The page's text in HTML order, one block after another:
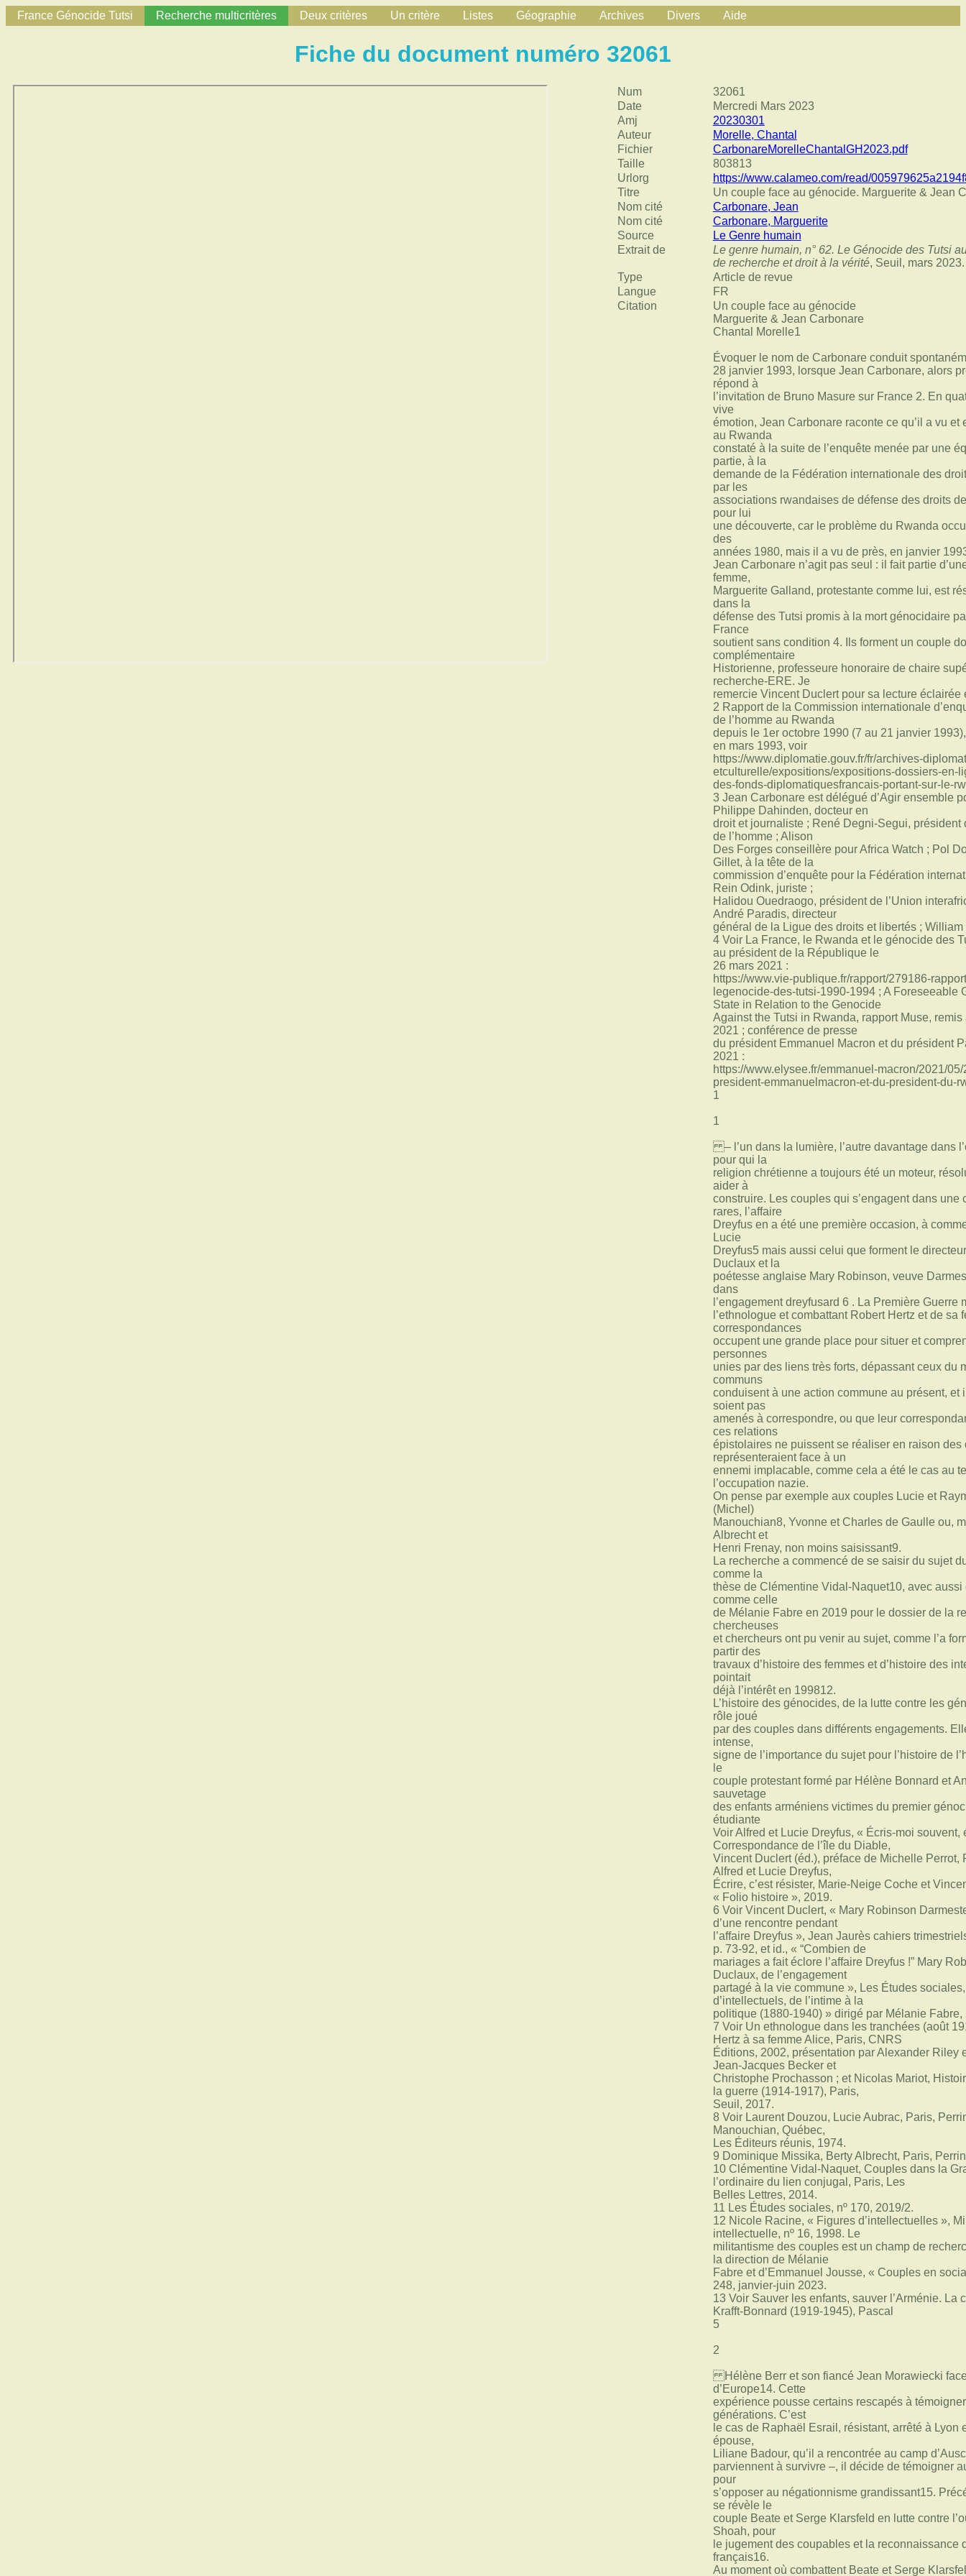
France Génocide Tutsi Recherche multicritères Deux critères Un critère Listes Géographie Archives Divers Aide
Fiche du document numéro 32061
Num
32061
Date
Mercredi Mars 2023
Amj
20230301
Auteur
Morelle, Chantal
Fichier
CarbonareMorelleChantalGH2023.pdf
Taille
803813
Urlorg
https://www.calameo.com/read/
Titre
Un couple face au génocide. Marguerite & Jean
Nom cité
Carbonare, Jean
Nom cité
Carbonare, Marguerite
Source
Le Genre humain
Extrait de
Le genre humain, n° 62. Le Génocide des Tutsi
de recherche et droit à la vérité, Seuil, mars 2023.
Type
Article de revue
Langue
FR
Citation
Un couple face au génocide
Marguerite & Jean Carbonare
Chantal Morelle1
Évoquer le nom de Carbonare conduit
28 janvier 1993, lorsque Jean Carbonare, alors
répond à
l’invitation de Bruno Masure sur France 2. En
vive
émotion, Jean Carbonare raconte ce qu’il a vu
au Rwanda
constaté à la suite de l’enquête menée par une
partie, à la
demande de la Fédération internationale des
par les
associations rwandaises de défense des droits
pour lui
une découverte, car le problème du Rwanda
des
années 1980, mais il a vu de près, en janvier
Jean Carbonare n’agit pas seul : il fait partie
femme,
Marguerite Galland, protestante comme lui, est
dans la
défense des Tutsi promis à la mort génocidaire
France
soutient sans condition 4. Ils forment un couple
complémentaire
Historienne, professeure honoraire de chaire
recherche-ERE. Je
remercie Vincent Duclert pour sa lecture éclairée
2 Rapport de la Commission internationale
de l’homme au Rwanda
depuis le 1er octobre 1990 (7 au 21 janvier
en mars 1993, voir
https://www.diplomatie.gouv.fr/fr/archives-
etculturelle/expositions/expositions-dossiers-en-
des-fonds-diplomatiquesfrancais-portant-sur-le-
3 Jean Carbonare est délégué d’Agir ensemble
Philippe Dahinden, docteur en
droit et journaliste ; René Degni-Segui,
de l’homme ; Alison
Des Forges conseillère pour Africa Watch ; Pol
Gillet, à la tête de la
commission d’enquête pour la Fédération
Rein Odink, juriste ;
Halidou Ouedraogo, président de l’Union
André Paradis, directeur
général de la Ligue des droits et libertés ;
4 Voir La France, le Rwanda et le génocide des
au président de la République le
26 mars 2021 :
https://www.vie-publique.fr/rapport/279186-
legenocide-des-tutsi-1990-1994 ; A Foreseeable
State in Relation to the Genocide
Against the Tutsi in Rwanda, rapport Muse,
2021 ; conférence de presse
du président Emmanuel Macron et du président
2021 :
https://www.elysee.fr/emmanuel-macron/2021/
president-emmanuelmacron-et-du-president-du-
1
1
– l’un dans la lumière, l’autre davantage dans
pour qui la
religion chrétienne a toujours été un moteur,
aider à
construire. Les couples qui s’engagent dans une
rares, l’affaire
Dreyfus en a été une première occasion, à
Lucie
Dreyfus5 mais aussi celui que forment le
Duclaux et la
poétesse anglaise Mary Robinson, veuve
dans
l’engagement dreyfusard 6 . La Première
l’ethnologue et combattant Robert Hertz et de sa
correspondances
occupent une grande place pour situer et
personnes
unies par des liens très forts, dépassant ceux du
communs
conduisent à une action commune au présent, et
soient pas
amenés à correspondre, ou que leur
ces relations
épistolaires ne puissent se réaliser en raison des
représenteraient face à un
ennemi implacable, comme cela a été le cas au
l’occupation nazie.
On pense par exemple aux couples Lucie et
(Michel)
Manouchian8, Yvonne et Charles de Gaulle ou,
Albrecht et
Henri Frenay, non moins saisissant9.
La recherche a commencé de se saisir du sujet
comme la
thèse de Clémentine Vidal-Naquet10, avec
comme celle
de Mélanie Fabre en 2019 pour le dossier de la
chercheuses
et chercheurs ont pu venir au sujet, comme l’a
partir des
travaux d’histoire des femmes et d’histoire des
pointait
déjà l’intérêt en 199812.
L’histoire des génocides, de la lutte contre les
rôle joué
par des couples dans différents engagements.
intense,
signe de l’importance du sujet pour l’histoire de
le
couple protestant formé par Hélène Bonnard et
sauvetage
des enfants arméniens victimes du premier
étudiante
Voir Alfred et Lucie Dreyfus, « Écris-moi
Correspondance de l’île du Diable,
Vincent Duclert (éd.), préface de Michelle Perrot,
Alfred et Lucie Dreyfus,
Écrire, c’est résister, Marie-Neige Coche et
« Folio histoire », 2019.
6 Voir Vincent Duclert, « Mary Robinson
d’une rencontre pendant
l’affaire Dreyfus », Jean Jaurès cahiers
p. 73-92, et id., « “Combien de
mariages a fait éclore l’affaire Dreyfus !” Mary
Duclaux, de l’engagement
partagé à la vie commune », Les Études
d’intellectuels, de l’intime à la
politique (1880-1940) » dirigé par Mélanie Fabre,
7 Voir Un ethnologue dans les tranchées (août
Hertz à sa femme Alice, Paris, CNRS
Éditions, 2002, présentation par Alexander Riley
Jean-Jacques Becker et
Christophe Prochasson ; et Nicolas Mariot,
la guerre (1914-1917), Paris,
Seuil, 2017.
8 Voir Laurent Douzou, Lucie Aubrac, Paris,
Manouchian, Québec,
Les Éditeurs réunis, 1974.
9 Dominique Missika, Berty Albrecht, Paris,
10 Clémentine Vidal-Naquet, Couples dans la
l’ordinaire du lien conjugal, Paris, Les
Belles Lettres, 2014.
11 Les Études sociales, nº 170, 2019/2.
12 Nicole Racine, « Figures d’intellectuelles »,
intellectuelle, nº 16, 1998. Le
militantisme des couples est un champ de
la direction de Mélanie
Fabre et d’Emmanuel Jousse, « Couples en
248, janvier-juin 2023.
13 Voir Sauver les enfants, sauver l’Arménie. La
Krafft-Bonnard (1919-1945), Pascal
5
2
Hélène Berr et son fiancé Jean Morawiecki face
d’Europe14. Cette
expérience pousse certains rescapés à
générations. C’est
le cas de Raphaël Esrail, résistant, arrêté à Lyon
épouse,
Liliane Badour, qu’il a rencontrée au camp
parviennent à survivre –, il décide de témoigner
pour
s’opposer au négationnisme grandissant15.
se révèle le
couple Beate et Serge Klarsfeld en lutte contre
Shoah, pour
le jugement des coupables et la reconnaissance
français16.
Au moment où combattent Beate et Serge